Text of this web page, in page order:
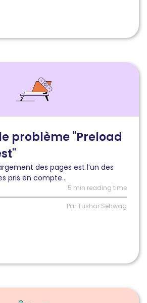
problème "Preload
des pages est l’un des
pris en compte...
5 min reading time
Par Tushar Sehwag